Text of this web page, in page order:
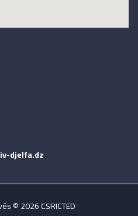
djelfa.dz
© 2026 CSRICTED